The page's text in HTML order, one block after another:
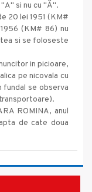
si nu cu "Ă".
20 lei 1951 (KM#
(KM# 86) nu
si se foloseste
in picioare,
pe nicovala cu
fundal se observa
ROMINA, anul
de cate doua